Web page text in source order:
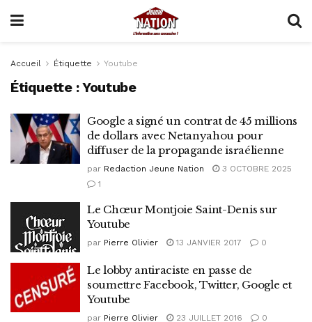
Accueil Étiquette Youtube
Étiquette :Youtube
Google a signé un contrat de 45 millions
de dollars avec Netanyahou pour
diffuser de la propagande israélienne
par Redaction Jeune Nation
3 OCTOBRE 2025
1
Le Chœur Montjoie Saint-Denis sur
Youtube
par Pierre Olivier 13 JANVIER 2017 0
Le lobby antiraciste en passe de
soumettre Facebook, Twitter, Google et
Youtube
par Pierre Olivier 23 JUILLET 2016 0